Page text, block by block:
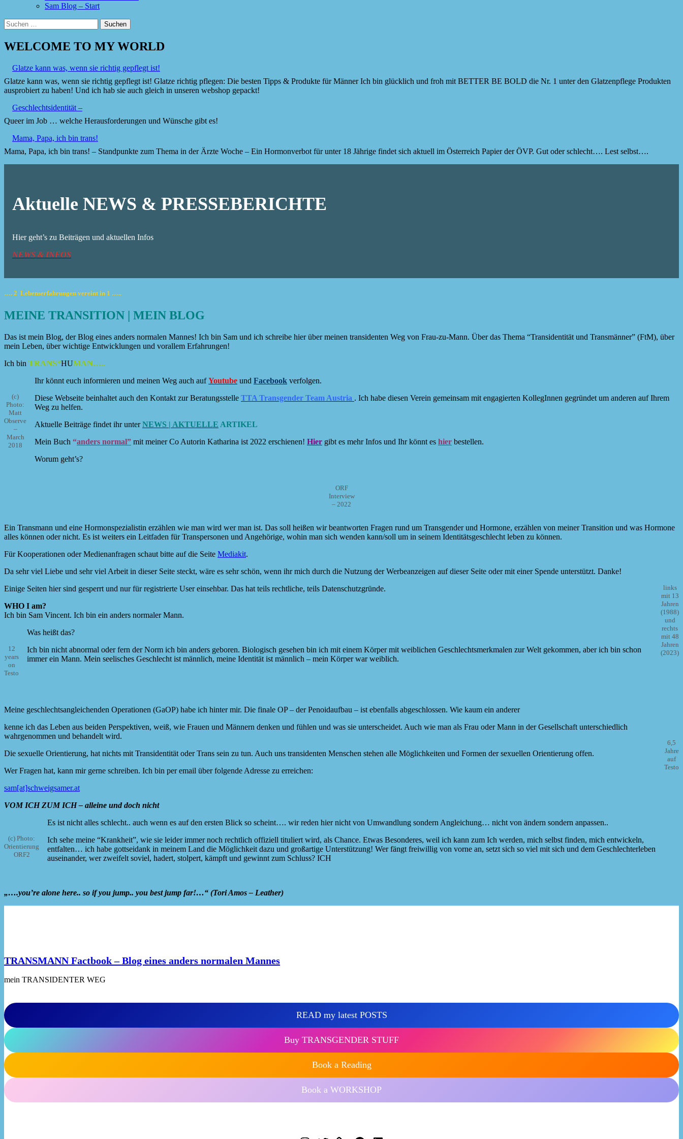
Sam Blog – Start
Suchen
nach:
WELCOME TO MY WORLD
Glatze kann was, wenn sie richtig gepflegt ist!
Glatze kann was, wenn sie richtig gepflegt ist! Glatze richtig pflegen: Die besten Tipps & Produkte für Männer Ich bin glücklich und froh mit BETTER BE BOLD die Nr. 1 unter den Glatzenpflege Produkten
ausprobiert zu haben! Und ich hab sie auch gleich in unseren webshop gepackt!
Geschlechtsidentität –
Queer im Job … welche Herausforderungen und Wünsche gibt es!
Mama, Papa, ich bin trans!
Mama, Papa, ich bin trans! – Standpunkte zum Thema in der Ärzte Woche – Ein Hormonverbot für unter 18 Jährige findet sich aktuell im Österreich Papier der ÖVP. Gut oder schlecht…. Lest selbst….
Aktuelle NEWS & PRESSEBERICHTE
Hier geht’s zu Beiträgen und aktuellen Infos
NEWS & INFOS
…. 2 Lebenserfahrungen vereint in 1 …..
MEINE TRANSITION | MEIN BLOG
Das ist mein Blog, der Blog eines anders normalen Mannes! Ich bin Sam und ich schreibe hier über meinen transidenten Weg von Frau-zu-Mann. Über das Thema “Transidentität und Transmänner” (FtM), über
mein Leben, über wichtige Entwicklungen und vorallem Erfahrungen!
Ich bin TRANS*HUMAN…..
(c)
Photo:
Matt
Observe
–
March
2018
Ihr könnt euch informieren und meinen Weg auch aufYoutube und Facebook verfolgen.
Diese Webseite beinhaltet auch den Kontakt zur Beratungsstelle TTA Transgender Team Austria . Ich habe diesen Verein gemeinsam mit engagierten KollegInnen gegründet um anderen auf Ihrem
Weg zu helfen.
Aktuelle Beiträge findet ihr unterNEWS | AKTUELLE ARTIKEL
Mein Buch “anders normal” mit meiner Co Autorin Katharina ist 2022 erschienen! Hier gibt es mehr Infos und Ihr könnt es hier bestellen.
Worum geht’s?
ORF
Interview
– 2022
Ein Transmann und eine Hormonspezialistin erzählen wie man wird wer man ist. Das soll heißen wir beantworten Fragen rund um Transgender und Hormone, erzählen von meiner Transition und was Hormone
alles können oder nicht. Es ist weiters ein Leitfaden für Transpersonen und Angehörige, wohin man sich wenden kann/soll um in seinem Identitätsgeschlecht leben zu können.
Für Kooperationen oder Medienanfragen schaut bitte auf die Seite Mediakit.
links
mit 13
Jahren
(1988)
und
rechts
mit 48
Jahren
(2023)
Da sehr viel Liebe und sehr viel Arbeit in dieser Seite steckt, wäre es sehr schön, wenn ihr mich durch die Nutzung der Werbeanzeigen auf dieser Seite oder mit einer Spende unterstützt. Danke!
Einige Seiten hier sind gesperrt und nur für registrierte User einsehbar. Das hat teils rechtliche, teils Datenschutzgründe.
WHO I am?
Ich bin Sam Vincent. Ich bin ein anders normaler Mann.
12
years
on
Testo
Was heißt das?
Ich bin nicht abnormal oder fern der Norm ich bin anders geboren. Biologisch gesehen bin ich mit einem Körper mit weiblichen Geschlechtsmerkmalen zur Welt gekommen, aber ich bin schon
immer ein Mann. Mein seelisches Geschlecht ist männlich, meine Identität ist männlich – mein Körper war weiblich.
Meine geschlechtsangleichenden Operationen (GaOP) habe ich hinter mir. Die finale OP – der Penoidaufbau – ist ebenfalls abgeschlossen. Wie kaum ein anderer
6,5
Jahre
auf
Testo
kenne ich das Leben aus beiden Perspektiven, weiß, wie Frauen und Männern denken und fühlen und was sie unterscheidet. Auch wie man als Frau oder Mann in der Gesellschaft unterschiedlich
wahrgenommen und behandelt wird.
Die sexuelle Orientierung, hat nichts mit Transidentität oder Trans sein zu tun. Auch uns transidenten Menschen stehen alle Möglichkeiten und Formen der sexuellen Orientierung offen.
Wer Fragen hat, kann mir gerne schreiben. Ich bin per email über folgende Adresse zu erreichen:
sam[at]schweigsamer.at
VOM ICH ZUM ICH – alleine und doch nicht
(c) Photo:
Orientierung
ORF2
Es ist nicht alles schlecht.. auch wenn es auf den ersten Blick so scheint…. wir reden hier nicht von Umwandlung sondern Angleichung… nicht von ändern sondern anpassen..
Ich sehe meine “Krankheit”, wie sie leider immer noch rechtlich offiziell tituliert wird, als Chance. Etwas Besonderes, weil ich kann zum Ich werden, mich selbst finden, mich entwickeln,
entfalten… ich habe gottseidank in meinem Land die Möglichkeit dazu und großartige Unterstützung! Wer fängt freiwillig von vorne an, setzt sich so viel mit sich und dem Geschlechterleben
auseinander, wer zweifelt soviel, hadert, stolpert, kämpft und gewinnt zum Schluss? ICH
„….you’re alone here.. so if you jump.. you best jump far!…“ (Tori Amos – Leather)
TRANSMANN Factbook – Blog eines anders normalen Mannes
mein TRANSIDENTER WEG
READ my latest POSTS
Buy TRANSGENDER STUFF
Book a Reading
Book a WORKSHOP